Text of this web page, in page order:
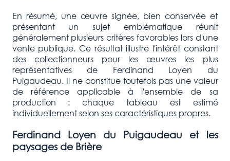
En résumé, une œuvre signée, bien conservée et
présentant un sujet emblématique réunit
généralement plusieurs critères favorables lors d'une
vente publique. Ce résultat illustre l'intérêt constant
des collectionneurs pour les œuvres les plus
représentatives de Ferdinand Loyen du
Puigaudeau. Il ne constitue toutefois pas une valeur
de référence applicable à l'ensemble de sa
production : chaque tableau est estimé
individuellement selon ses caractéristiques propres.
Ferdinand Loyen du Puigaudeau et les
paysages de Brière